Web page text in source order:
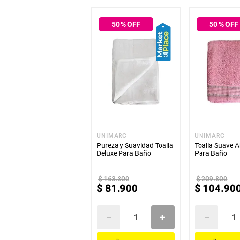
50% OFF
UNIMARC
Pureza y Suavidad Toalla
Deluxe Para Baño
$163.800
$ 81.900
50% OFF
UNIMARC
Toalla Suave
Para Baño
$209.800
$ 104.